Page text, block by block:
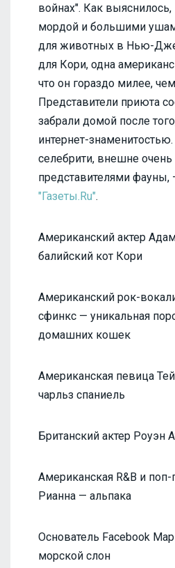
войнах". Как
мордой и большими
для животных в Нью-
для Кори, одна
что он гораздо милее,
Представители приюта
забрали домой после
интернет-
селебрити, внешне очень
представителями фауны,
"Газеты.Ru".
Американский актер
балийский кот Кори
Американский рок-
сфинкс — уникальная
домашних кошек
Американская певица
чарльз спаниель
Британский актер Роуэн
Американская R&B и поп-
Рианна — альпака
Основатель Facebook
морской слон